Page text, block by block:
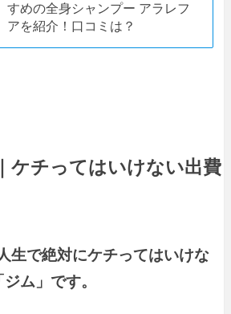
すめの全身シャンプー アラレフ
アを紹介！口コミは？
ケチってはいけない出費
生で絶対にケチってはいけな
ム」です。